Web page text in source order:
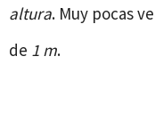
altura. Muy pocas
de 1 m.